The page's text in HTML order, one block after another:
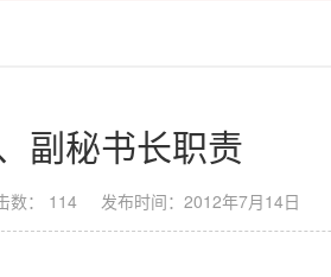
副秘书长职责
数： 114 发布时间：2012年7月14日